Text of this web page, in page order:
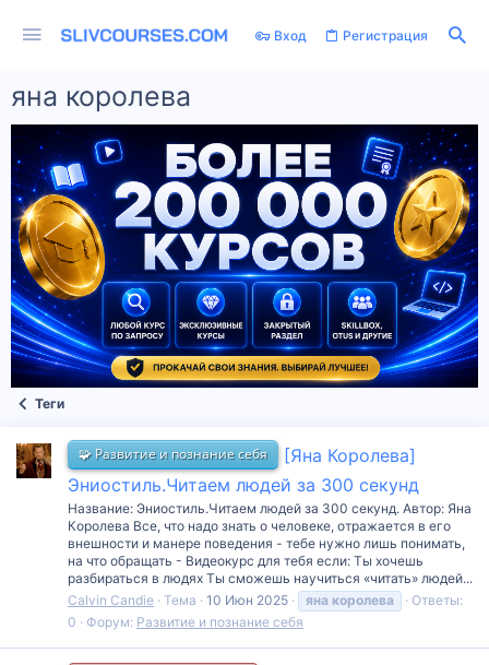
Вход Регистрация
яна королева
Теги
🧩 Развитие и познание себя
[Яна Королева]
Эниостиль.Читаем людей за 300 секунд
Название: Эниостиль.Читаем людей за 300 секунд. Автор: Яна
Королева Все, что надо знать о человеке, отражается в его
внешности и манере поведения - тебе нужно лишь понимать,
на что обращать - Видеокурс для тебя если: Ты хочешь
разбираться в людях Ты сможешь научиться «читать» людей...
Calvin Candie Тема 10 Июн 2025 яна королева
Ответы:
0
Форум: Развитие и познание себя